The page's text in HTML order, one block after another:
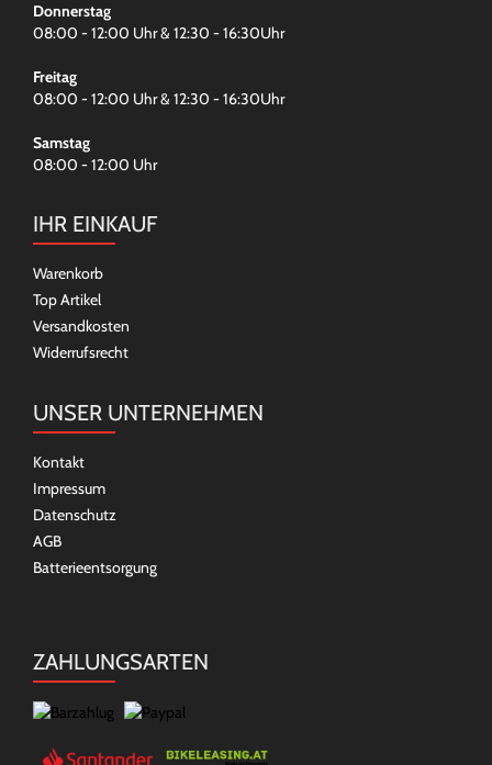
Donnerstag
08:00 - 12:00 Uhr & 12:30 - 16:30Uhr
Freitag
08:00 - 12:00 Uhr & 12:30 - 16:30Uhr
Samstag
08:00 - 12:00 Uhr
IHR EINKAUF
Warenkorb
Top Artikel
Versandkosten
Widerrufsrecht
UNSER UNTERNEHMEN
Kontakt
Impressum
Datenschutz
AGB
Batterieentsorgung
ZAHLUNGSARTEN